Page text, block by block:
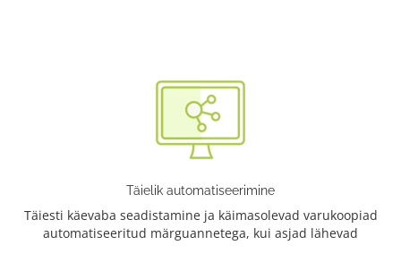
Täielik automatiseerimine
Täiesti käevaba seadistamine ja käimasolevad varukoopiad
automatiseeritud märguannetega, kui asjad lähevad